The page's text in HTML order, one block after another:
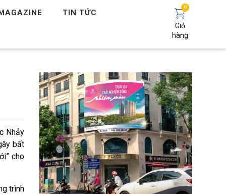
TIN TỨC
0
Giỏ
hàng
Nhảy
bất
cho
trình